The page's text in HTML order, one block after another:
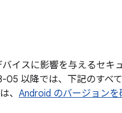
イスに影響を与えるセキ
以降では、下記のすべ
、 Android のバージョン